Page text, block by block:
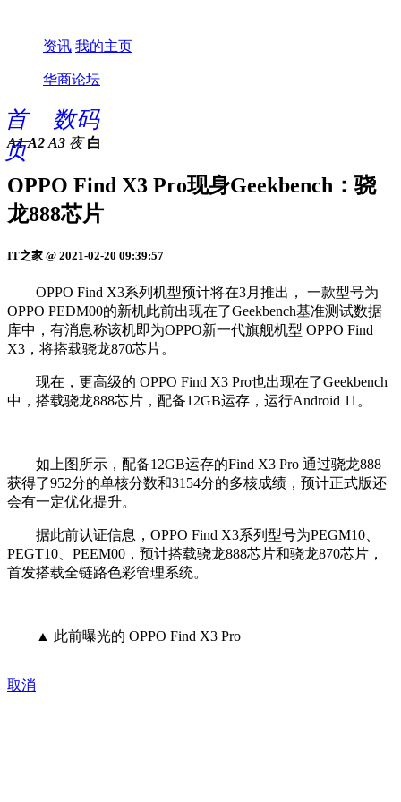
资讯 我的主页
华商论坛
首
页
数码
A1 A2 A3 夜 白
OPPO Find X3 Pro现身Geekbench：骁
龙888芯片
IT之家 @ 2021-02-20 09:39:57
OPPO Find X3系列机型预计将在3月推出， 一款型号为
OPPO PEDM00的新机此前出现在了Geekbench基准测试数据
库中，有消息称该机即为OPPO新一代旗舰机型 OPPO Find
X3，将搭载骁龙870芯片。
现在，更高级的 OPPO Find X3 Pro也出现在了Geekbench
中，搭载骁龙888芯片，配备12GB运存，运行Android 11。
如上图所示，配备12GB运存的Find X3 Pro 通过骁龙888
获得了952分的单核分数和3154分的多核成绩，预计正式版还
会有一定优化提升。
据此前认证信息，OPPO Find X3系列型号为PEGM10、
PEGT10、PEEM00，预计搭载骁龙888芯片和骁龙870芯片，
首发搭载全链路色彩管理系统。
▲ 此前曝光的 OPPO Find X3 Pro
取消